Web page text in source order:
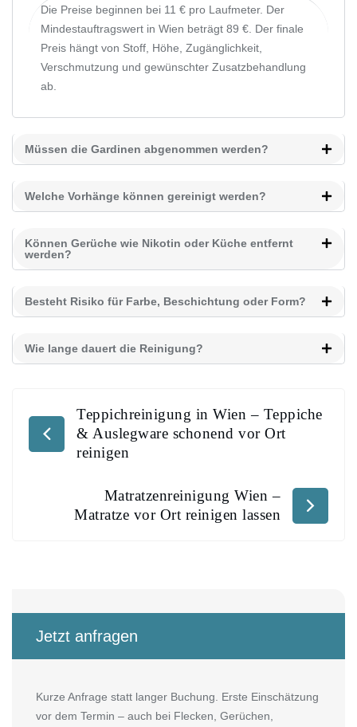
Die Preise beginnen bei 11 € pro Laufmeter. Der
Mindestauftragswert in Wien beträgt 89 €. Der finale
Preis hängt von Stoff, Höhe, Zugänglichkeit,
Verschmutzung und gewünschter Zusatzbehandlung
ab.
Müssen die Gardinen abgenommen werden?
Welche Vorhänge können gereinigt werden?
Können Gerüche wie Nikotin oder Küche entfernt
werden?
Besteht Risiko für Farbe, Beschichtung oder Form?
Wie lange dauert die Reinigung?
Teppichreinigung in Wien – Teppiche
& Auslegware schonend vor Ort
reinigen
Matratzenreinigung Wien –
Matratze vor Ort reinigen lassen
Jetzt anfragen
Kurze Anfrage statt langer Buchung. Erste Einschätzung
vor dem Termin – auch bei Flecken, Gerüchen,